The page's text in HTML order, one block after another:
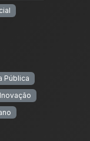
Pública